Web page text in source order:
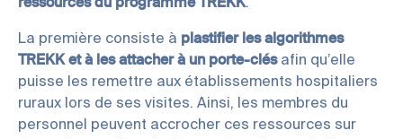
ressources du programme TREKK.
La première consiste à plastifier les algorithmes
TREKK et à les attacher à un porte-clésafin qu’elle
puisse les remettre aux établissements hospitaliers
ruraux lors de ses visites. Ainsi, les membres du
personnel peuvent accrocher ces ressources sur